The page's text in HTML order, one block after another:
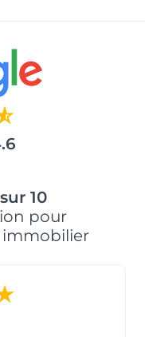
10
pour
immobilier